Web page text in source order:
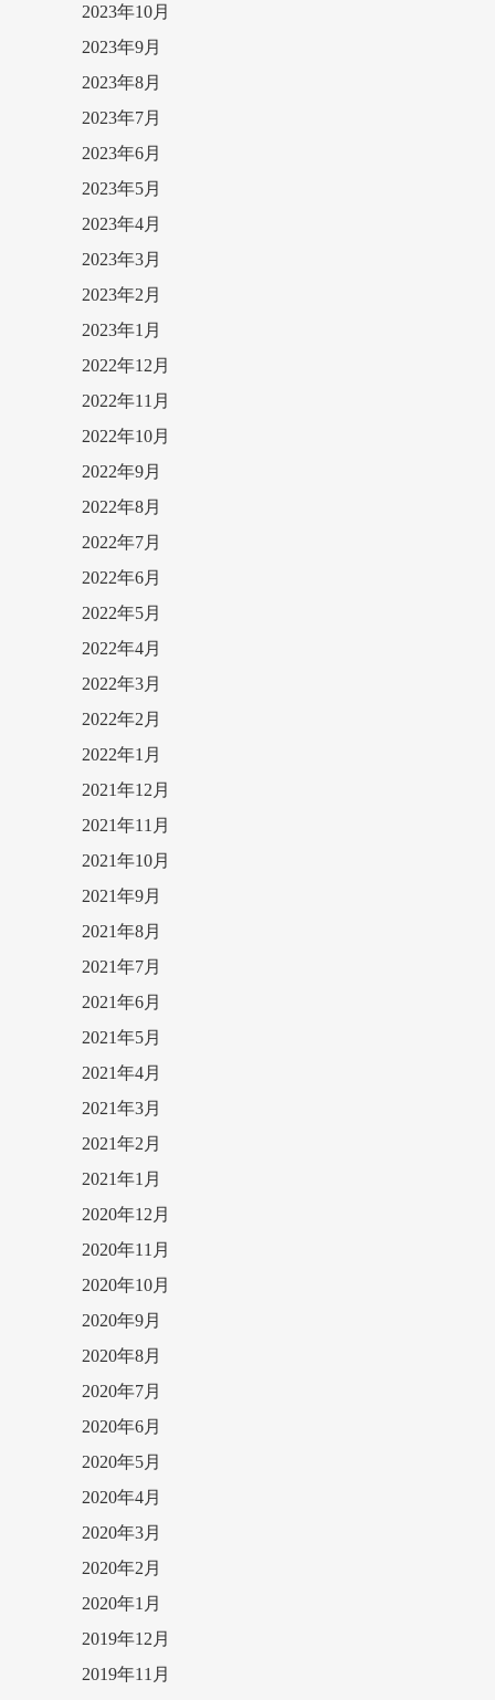
2023年10月
2023年9月
2023年8月
2023年7月
2023年6月
2023年5月
2023年4月
2023年3月
2023年2月
2023年1月
2022年12月
2022年11月
2022年10月
2022年9月
2022年8月
2022年7月
2022年6月
2022年5月
2022年4月
2022年3月
2022年2月
2022年1月
2021年12月
2021年11月
2021年10月
2021年9月
2021年8月
2021年7月
2021年6月
2021年5月
2021年4月
2021年3月
2021年2月
2021年1月
2020年12月
2020年11月
2020年10月
2020年9月
2020年8月
2020年7月
2020年6月
2020年5月
2020年4月
2020年3月
2020年2月
2020年1月
2019年12月
2019年11月